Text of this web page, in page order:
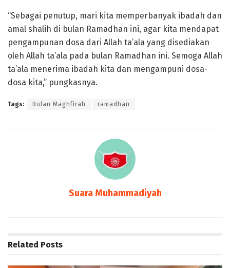
“Sebagai penutup, mari kita memperbanyak ibadah dan
amal shalih di bulan Ramadhan ini, agar kita mendapat
pengampunan dosa dari Allah ta’ala yang disediakan
oleh Allah ta’ala pada bulan Ramadhan ini. Semoga Allah
ta’ala menerima ibadah kita dan mengampuni dosa-
dosa kita,” pungkasnya.
Tags: Bulan Maghfirah ramadhan
Suara Muhammadiyah
Related Posts